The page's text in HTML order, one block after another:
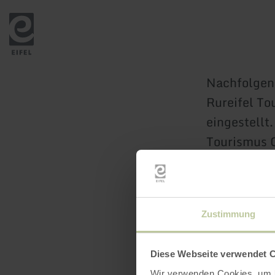
Zustimmung
Diese Webseite verwendet
Zurück
zur
Startseite
Rureifel
Tourismus